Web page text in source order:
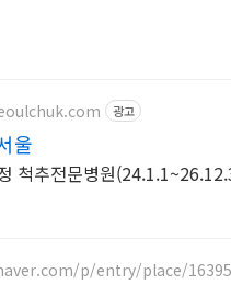
광고
울
척추전문병원
p/entry/place/